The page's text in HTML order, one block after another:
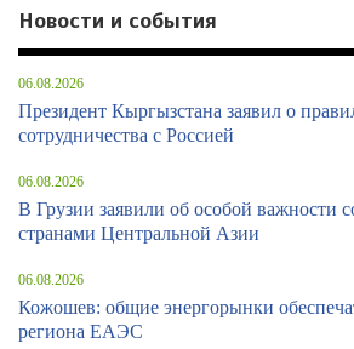
Новости и события
06.08.2026
Президент Кыргызстана заявил о
сотрудничества с Россией
06.08.2026
В Грузии заявили об особой важности
странами Центральной Азии
06.08.2026
Кожошев: общие энергорынки
региона ЕАЭС